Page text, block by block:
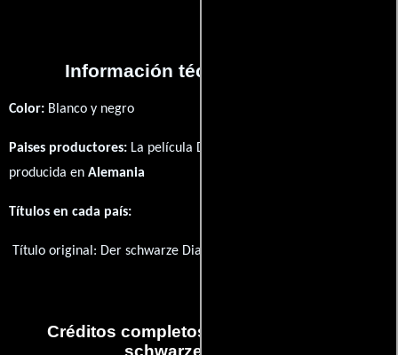
Información técnica y general
Color: Blanco y negro
Paises productores: La película Der schwarze Diamant fué
producida en Alemania
Títulos en cada país:
Título original: Der schwarze Diamant
Créditos completos de la película Der
schwarze Diamant